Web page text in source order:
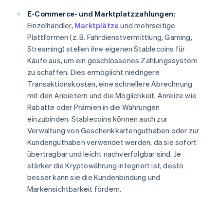
E-Commerce- und Marktplatzzahlungen:
Einzelhändler, Marktplätze und mehrseitige
Plattformen (z. B. Fahrdienstvermittlung, Gaming,
Streaming) stellen ihre eigenen Stablecoins für
Käufe aus, um ein geschlossenes Zahlungssystem
zu schaffen. Dies ermöglicht niedrigere
Transaktionskosten, eine schnellere Abrechnung
mit den Anbietern und die Möglichkeit, Anreize wie
Rabatte oder Prämien in die Währungen
einzubinden. Stablecoins können auch zur
Verwaltung von Geschenkkartenguthaben oder zur
Kundenguthaben verwendet werden, da sie sofort
übertragbar und leicht nachverfolgbar sind. Je
stärker die Kryptowährung integriert ist, desto
besser kann sie die Kundenbindung und
Markensichtbarkeit fördern.